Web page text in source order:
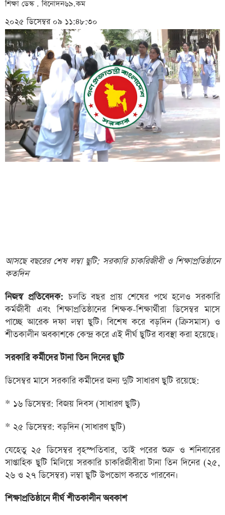
শিক্ষা ডেস্ক . বিনোদন৬৯.কম
২০২৫ ডিসেম্বর ০৯ ১১:৪৮:৩০
আসছে বছরের শেষ লম্বা ছুটি: সরকারি চাকরিজীবী ও শিক্ষাপ্রতিষ্ঠানে
কতদিন
নিজস্ব প্রতিবেদক: চলতি বছর প্রায় শেষের পথে হলেও সরকারি
কর্মজীবী এবং শিক্ষাপ্রতিষ্ঠানের শিক্ষক-শিক্ষার্থীরা ডিসেম্বর মাসে
পাচ্ছে আরেক দফা লম্বা ছুটি। বিশেষ করে বড়দিন (ক্রিসমাস) ও
শীতকালীন অবকাশকে কেন্দ্র করে এই দীর্ঘ ছুটির ব্যবস্থা করা হয়েছে।
সরকারি কর্মীদের টানা তিন দিনের ছুটি
ডিসেম্বর মাসে সরকারি কর্মীদের জন্য দুটি সাধারণ ছুটি রয়েছে:
* ১৬ ডিসেম্বর: বিজয় দিবস (সাধারণ ছুটি)
* ২৫ ডিসেম্বর: বড়দিন (সাধারণ ছুটি)
যেহেতু ২৫ ডিসেম্বর বৃহস্পতিবার, তাই পরের শুক্র ও শনিবারের
সাপ্তাহিক ছুটি মিলিয়ে সরকারি চাকরিজীবীরা টানা তিন দিনের (২৫,
২৬ ও ২৭ ডিসেম্বর) লম্বা ছুটি উপভোগ করতে পারবেন।
শিক্ষাপ্রতিষ্ঠানে দীর্ঘ শীতকালীন অবকাশ